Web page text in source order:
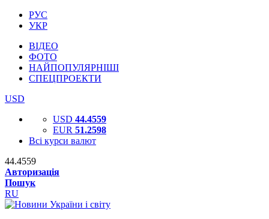
РУС
УКР
ВІДЕО
ФОТО
НАЙПОПУЛЯРНІШІ
СПЕЦПРОЕКТИ
USD
USD 44.4559
EUR 51.2598
Всі курси валют
44.4559
Авторизація
Пошук
RU